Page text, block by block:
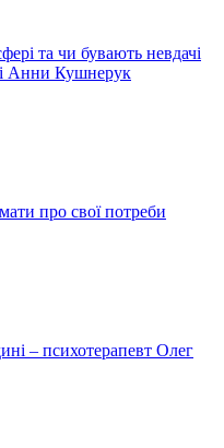
та чи бувають невдачі
Анни Кушнерук
про свої потреби
– психотерапевт Олег